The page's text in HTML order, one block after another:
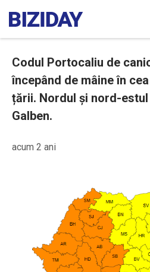
Codul Portocaliu de
începând de mâine în
țării. Nordul și nord-
Galben.
acum 2 ani